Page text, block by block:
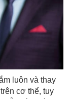
luôn và thay
cơ thể, tuy